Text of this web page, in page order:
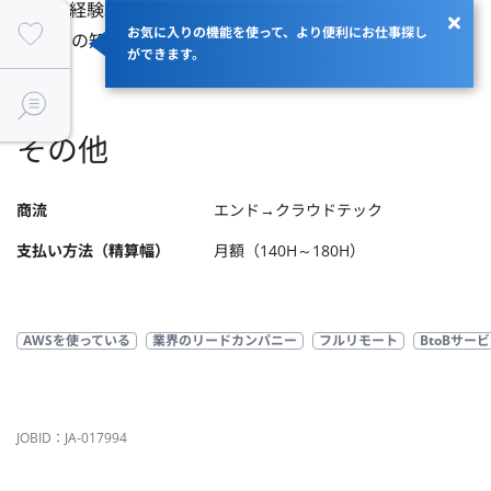
お気に入りの機能を使って、より便利にお仕事探し
ができます。
・開発経験3年以上
・AWSの知見が豊富な方
その他
商流
エンド→クラウドテック
支払い方法（精算幅）
月額（140H～180H）
AWSを使っている 業界のリードカンパニー フルリモート BtoBサー
JOBID：JA-017994